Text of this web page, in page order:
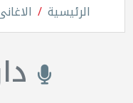
الرئيسية